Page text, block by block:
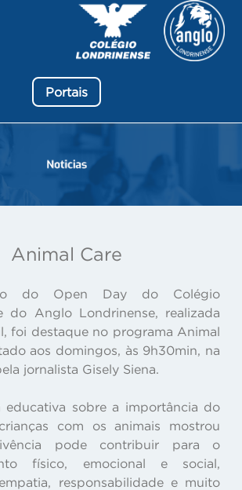
Portais
Animal Care
do Open Day do Colégio
do Anglo Londrinense, realizada
foi destaque no programa Animal
aos domingos, às 9h30min, na
jornalista Gisely Siena.
educativa sobre a importância do
com os animais mostrou
pode contribuir para o
físico, emocional e social,
responsabilidade e muito